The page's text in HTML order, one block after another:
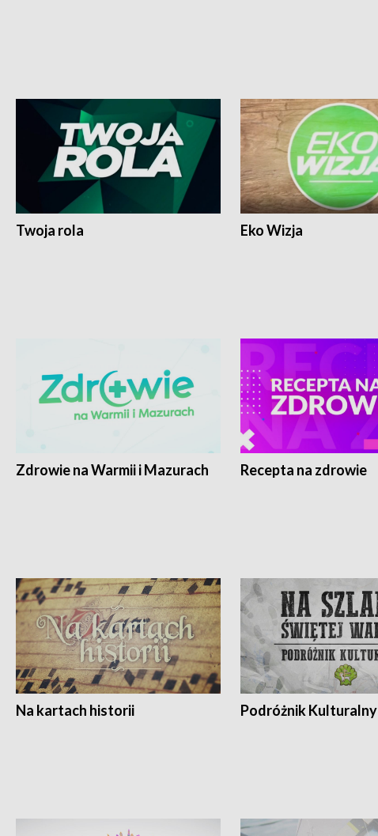
Twoja rola Eko Wizja
Zdrowie na Warmii i Mazurach Recepta na zdrowie
Na kartach historii Podróżnik Kulturalny